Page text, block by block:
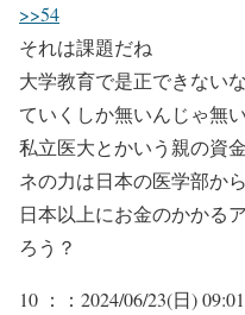
>>54
それは課題だね
大学教育で是正できない
ていくしか無いんじゃ無
私立医大とかいう親の資
ネの力は日本の医学部か
日本以上にお金のかかる
ろう？
10 ： ：2024/06/23(日)